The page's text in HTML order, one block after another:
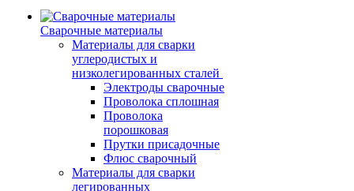
Сварочные материалы
Материалы для сварки
углеродистых и
низколегированных сталей
Электроды сварочные
Проволока сплошная
Проволока
порошковая
Прутки присадочные
Флюс сварочный
Материалы для сварки
легированных